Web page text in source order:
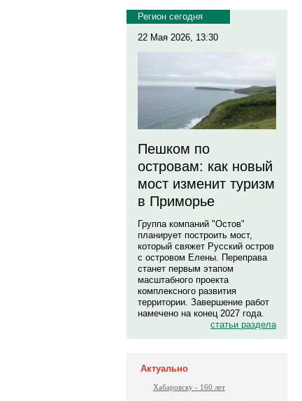
Регион сегодня
22 Мая 2026, 13:30
Пешком по
островам: как новый
мост изменит туризм
в Приморье
Группа компаний "Остов"
планирует построить мост,
который свяжет Русский остров
с островом Елены. Переправа
станет первым этапом
масштабного проекта
комплексного развития
территории. Завершение работ
намечено на конец 2027 года.
статьи раздела
Актуально
Хабаровску - 160 лет